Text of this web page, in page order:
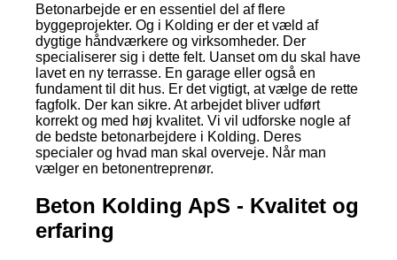
Betonarbejde er en essentiel del af flere
byggeprojekter. Og i Kolding er der et væld af
dygtige håndværkere og virksomheder. Der
specialiserer sig i dette felt. Uanset om du skal have
lavet en ny terrasse. En garage eller også en
fundament til dit hus. Er det vigtigt, at vælge de rette
fagfolk. Der kan sikre. At arbejdet bliver udført
korrekt og med høj kvalitet. Vi vil udforske nogle af
de bedste betonarbejdere i Kolding. Deres
specialer og hvad man skal overveje. Når man
vælger en betonentreprenør.
Beton Kolding ApS - Kvalitet og
erfaring